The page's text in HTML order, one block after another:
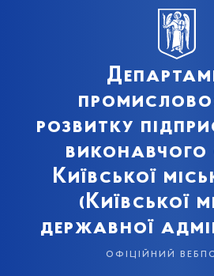
розвитку
виконавчого
Київської
(Київської
державної
офіційний